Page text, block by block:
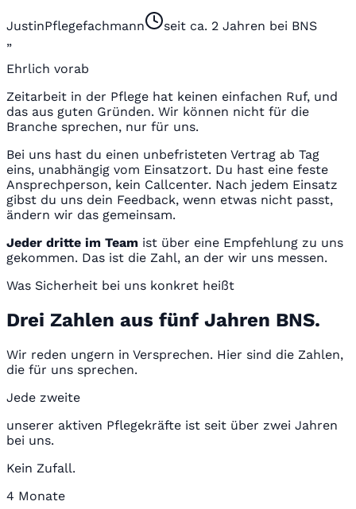
JustinPflegefachmann
seit ca. 2 Jahren bei BNS
„
Ehrlich vorab
Zeitarbeit in der Pflege hat keinen einfachen Ruf, und
das aus guten Gründen. Wir können nicht für die
Branche sprechen, nur für uns.
Bei uns hast du einen unbefristeten Vertrag ab Tag
eins, unabhängig vom Einsatzort. Du hast eine feste
Ansprechperson, kein Callcenter. Nach jedem Einsatz
gibst du uns dein Feedback, wenn etwas nicht passt,
ändern wir das gemeinsam.
Jeder dritte im Team ist über eine Empfehlung zu uns
gekommen. Das ist die Zahl, an der wir uns messen.
Was Sicherheit bei uns konkret heißt
Drei Zahlen aus fünf Jahren BNS.
Wir reden ungern in Versprechen. Hier sind die Zahlen,
die für uns sprechen.
Jede zweite
unserer aktiven Pflegekräfte ist seit über zwei Jahren
bei uns.
Kein Zufall.
4 Monate